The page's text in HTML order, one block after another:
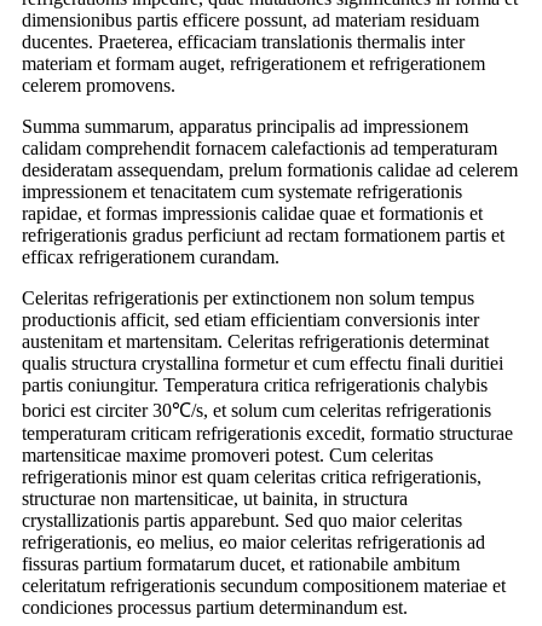
dimensionibus partis efficere possunt, ad materiam residuam
ducentes. Praeterea, efficaciam translationis thermalis inter
materiam et formam auget, refrigerationem et refrigerationem
celerem promovens.
Summa summarum, apparatus principalis ad impressionem
calidam comprehendit fornacem calefactionis ad temperaturam
desideratam assequendam, prelum formationis calidae ad celerem
impressionem et tenacitatem cum systemate refrigerationis
rapidae, et formas impressionis calidae quae et formationis et
refrigerationis gradus perficiunt ad rectam formationem partis et
efficax refrigerationem curandam.
Celeritas refrigerationis per extinctionem non solum tempus
productionis afficit, sed etiam efficientiam conversionis inter
austenitam et martensitam. Celeritas refrigerationis determinat
qualis structura crystallina formetur et cum effectu finali duritiei
partis coniungitur. Temperatura critica refrigerationis chalybis
borici est circiter 30℃/s, et solum cum celeritas refrigerationis
temperaturam criticam refrigerationis excedit, formatio structurae
martensiticae maxime promoveri potest. Cum celeritas
refrigerationis minor est quam celeritas critica refrigerationis,
structurae non martensiticae, ut bainita, in structura
crystallizationis partis apparebunt. Sed quo maior celeritas
refrigerationis, eo melius, eo maior celeritas refrigerationis ad
fissuras partium formatarum ducet, et rationabile ambitum
celeritatum refrigerationis secundum compositionem materiae et
condiciones processus partium determinandum est.